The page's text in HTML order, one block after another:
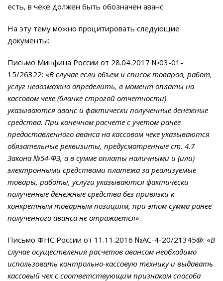
есть, в чеке должен быть обозначен аванс.
На эту тему можно процитировать следующие
документы:
Письмо Минфина России от 28.04.2017 №03-01-
15/26322: «В случае если объем и список товаров, работ,
услуг невозможно определить, в момент оплаты на
кассовом чеке (бланке строгой отчетности)
указываются аванс и фактически полученные денежные
средства. При конечном расчете с учетом ранее
предоставленного аванса на кассовом чеке указываются
обязательные реквизиты, предусмотренные ст. 4.7
Закона №54-ФЗ, а в сумме оплаты наличными и (или)
электронными средствами платежа за реализуемые
товары, работы, услуги указываются фактически
полученные денежные средства без привязки к
конкретным товарным позициям, при этом сумма ранее
полученного аванса не отражается».
Письмо ФНС России от 11.11.2016 №АС-4-20/21345@: «В
случае осуществления расчетов авансом необходимо
использовать контрольно-кассовую технику и выдавать
кассовый чек с соответствующим признаком способа